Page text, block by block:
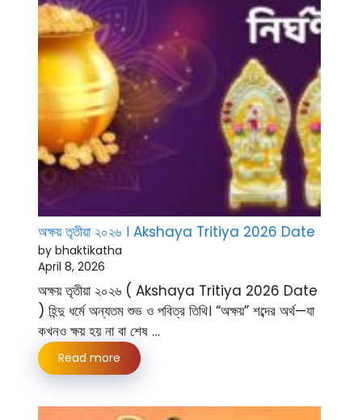
অক্ষয় তৃতীয়া ২০২৬ । Akshaya Tritiya 2026 Date
by bhaktikatha
April 8, 2026
অক্ষয় তৃতীয়া ২০২৬ ( Akshaya Tritiya 2026 Date
) হিন্দু ধর্মে অন্যতম শুভ ও পবিত্র তিথি। “অক্ষয়” শব্দের অর্থ—যা
কখনও ক্ষয় হয় না বা শেষ …
Read more